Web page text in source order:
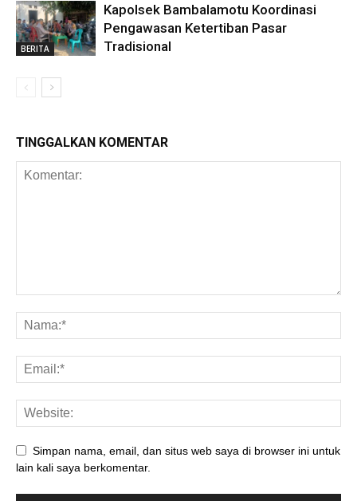
BERITA
Kapolsek Bambalamotu Koordinasi
Pengawasan Ketertiban Pasar
Tradisional
TINGGALKAN KOMENTAR
Simpan nama, email, dan situs web saya di browser ini untuk
lain kali saya berkomentar.